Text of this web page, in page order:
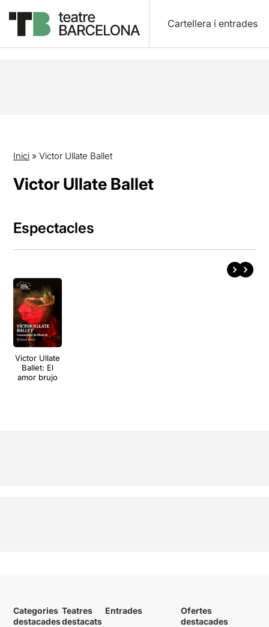
Cartellera i entrades
Inici »Victor Ullate Ballet
Victor Ullate Ballet
Espectacles
Victor Ullate
Ballet: El
amor brujo
Categories
destacades
Teatres
destacats
Entrades
Ofertes
destacades